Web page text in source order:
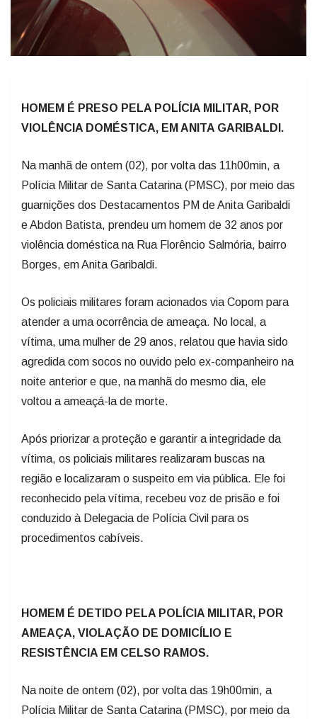
HOMEM É PRESO PELA POLÍCIA MILITAR, POR
VIOLÊNCIA DOMÉSTICA, EM ANITA GARIBALDI.
Na manhã de ontem (02), por volta das 11h00min, a
Polícia Militar de Santa Catarina (PMSC), por meio das
guarnições dos Destacamentos PM de Anita Garibaldi
e Abdon Batista, prendeu um homem de 32 anos por
violência doméstica na Rua Florêncio Salmória, bairro
Borges, em Anita Garibaldi.
Os policiais militares foram acionados via Copom para
atender a uma ocorrência de ameaça. No local, a
vítima, uma mulher de 29 anos, relatou que havia sido
agredida com socos no ouvido pelo ex-companheiro na
noite anterior e que, na manhã do mesmo dia, ele
voltou a ameaçá-la de morte.
Após priorizar a proteção e garantir a integridade da
vítima, os policiais militares realizaram buscas na
região e localizaram o suspeito em via pública. Ele foi
reconhecido pela vítima, recebeu voz de prisão e foi
conduzido à Delegacia de Polícia Civil para os
procedimentos cabíveis.
HOMEM É DETIDO PELA POLÍCIA MILITAR, POR
AMEAÇA, VIOLAÇÃO DE DOMICÍLIO E
RESISTÊNCIA EM CELSO RAMOS.
Na noite de ontem (02), por volta das 19h00min, a
Polícia Militar de Santa Catarina (PMSC), por meio da